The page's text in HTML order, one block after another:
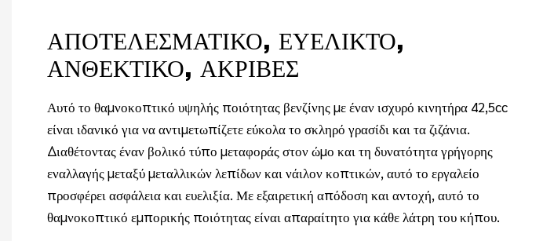
ΑΠΟΤΕΛΕΣΜΑΤΙΚΌ, ΕΥΈΛΙΚΤΟ,
ΑΝΘΕΚΤΙΚΌ, ΑΚΡΙΒΈΣ
Αυτό το θαμνοκοπτικό υψηλής ποιότητας βενζίνης με έναν ισχυρό κινητήρα 42,5cc
είναι ιδανικό για να αντιμετωπίζετε εύκολα το σκληρό γρασίδι και τα ζιζάνια.
Διαθέτοντας έναν βολικό τύπο μεταφοράς στον ώμο και τη δυνατότητα γρήγορης
εναλλαγής μεταξύ μεταλλικών λεπίδων και νάιλον κοπτικών, αυτό το εργαλείο
προσφέρει ασφάλεια και ευελιξία. Με εξαιρετική απόδοση και αντοχή, αυτό το
θαμνοκοπτικό εμπορικής ποιότητας είναι απαραίτητο για κάθε λάτρη του κήπου.